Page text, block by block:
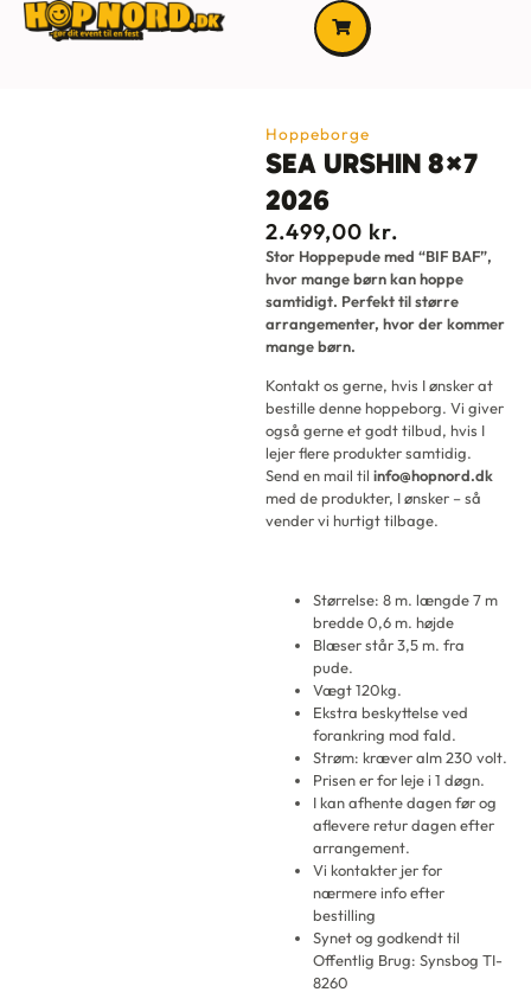
Hoppeborge
SEA URSHIN 8×7
2026
2.499,00 kr.
Stor Hoppepude med “BIF BAF”,
hvor mange børn kan hoppe
samtidigt. Perfekt til større
arrangementer, hvor der kommer
mange børn.
Kontakt os gerne, hvis I ønsker at
bestille denne hoppeborg. Vi giver
også gerne et godt tilbud, hvis I
lejer flere produkter samtidig.
Send en mail til info@hopnord.dk
med de produkter, I ønsker – så
vender vi hurtigt tilbage.
Størrelse: 8 m. længde 7 m
bredde 0,6 m. højde
Blæser står 3,5 m. fra
pude.
Vægt 120kg.
Ekstra beskyttelse ved
forankring mod fald.
Strøm: kræver alm 230 volt.
Prisen er for leje i 1 døgn.
I kan afhente dagen før og
aflevere retur dagen efter
arrangement.
Vi kontakter jer for
nærmere info efter
bestilling
Synet og godkendt til
Offentlig Brug: Synsbog TI-
8260